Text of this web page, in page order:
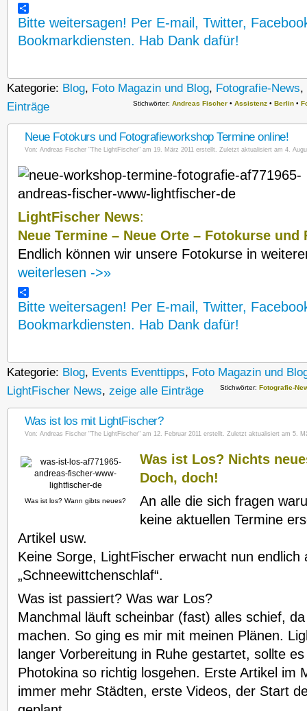
Bitte weitersagen! Per E-mail, Twitter,
Bookmarkdiensten. Hab Dank dafür!
Kategorie: Blog, Foto Magazin und Blog, Fotografie-News,
Einträge
Stichwörter: Andreas Fischer • Assistenz • Berlin •
Neue Fotokurs und Fotografieworkshop Termine online!
Von: Andreas Fischer "The LightFischer" am 19. März 2011 erstellt. Zuletzt aktualisiert am 4.
LightFischer News:
Neue Termine – Neue Orte – Fotokurse
Endlich können wir unsere Fotokurse in
weiterlesen ->»
Bitte weitersagen! Per E-mail, Twitter,
Bookmarkdiensten. Hab Dank dafür!
Kategorie: Blog, Events Eventtipps, Foto Magazin und
LightFischer News, zeige alle Einträge Stichwörter: Fotografie-
Was ist los mit LightFischer?
Von: Andreas Fischer "The LightFischer" am 12. Februar 2011 erstellt. Zuletzt aktualisiert am 5.
Was ist los? Wann gibts neues?
Was ist Los? Nichts
Doch, doch!
An alle die sich fragen
keine aktuellen Termine
Artikel usw.
Keine Sorge, LightFischer erwacht nun endlich
„Schneewittchenschlaf“.
Was ist passiert? Was war Los?
Manchmal läuft scheinbar (fast) alles schief,
machen. So ging es mir mit meinen Plänen.
langer Vorbereitung in Ruhe gestartet, sollte
Photokina so richtig losgehen. Erste Artikel im
immer mehr Städten, erste Videos, der Start